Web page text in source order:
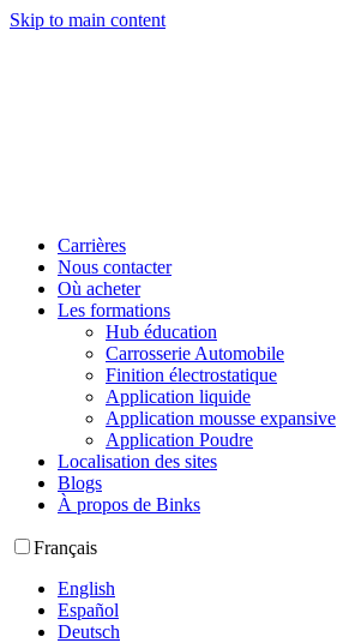
Skip to main content
Carrières
Nous contacter
Où acheter
Les formations
Hub éducation
Carrosserie Automobile
Finition électrostatique
Application liquide
Application mousse expansive
Application Poudre
Localisation des sites
Blogs
À propos de Binks
Français
English
Español
Deutsch